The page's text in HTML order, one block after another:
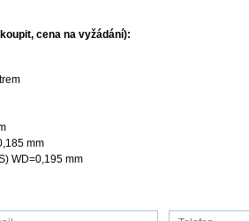
cena na vyžádání):
mm
WD=0,195 mm